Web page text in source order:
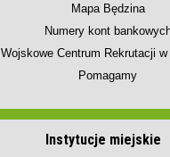
Mapa Będzina
Numery kont
Wojskowe Centrum Rekrutacji
Pomagamy
Instytucje miejskie